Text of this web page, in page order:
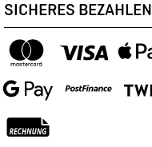
SICHERES BEZAHLEN